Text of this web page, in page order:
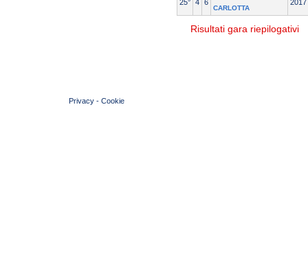
25° 4 6
CARLOTTA
2017
Risultati gara riepilogativi
Privacy - Cookie